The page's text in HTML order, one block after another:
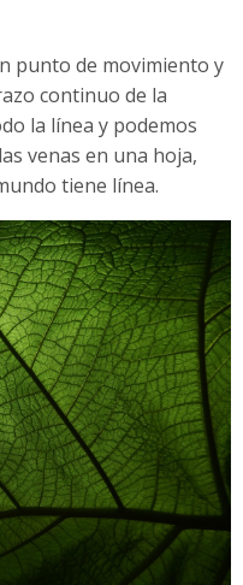
punto de movimiento y
continuo de la
la línea y podemos
venas en una hoja,
tiene línea.